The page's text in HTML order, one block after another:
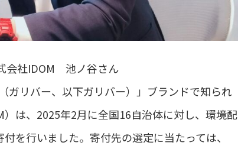
会社IDOM 池ノ谷さん
ガリバー、以下ガリバー）」ブランドで知られ
は、2025年2月に全国16自治体に対し、環境配
を行いました。寄付先の選定に当たっては、